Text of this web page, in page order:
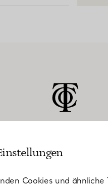
Cookies und ähnliche